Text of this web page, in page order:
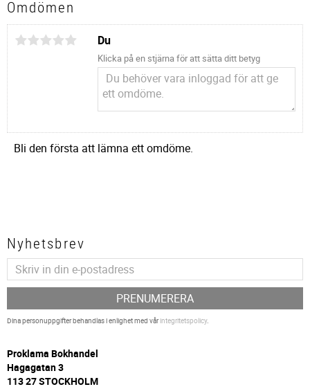
Omdömen
Du
Klicka på en stjärna för att sätta ditt betyg
Bli den första att lämna ett omdöme.
Nyhetsbrev
PRENUMERERA
Dina personuppgifter behandlas i enlighet med vårintegritetspolicy.
Proklama Bokhandel
Hagagatan 3
113 27 STOCKHOLM